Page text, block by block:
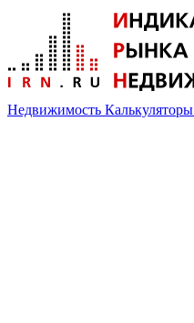
Недвижимость Калькуляторы